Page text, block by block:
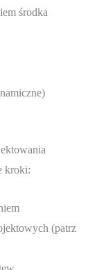
środka
kroki:
(patrz